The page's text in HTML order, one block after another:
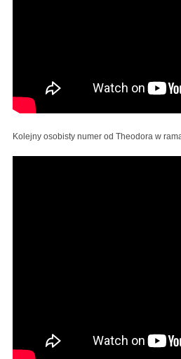
Kolejny osobisty numer od Theodora w